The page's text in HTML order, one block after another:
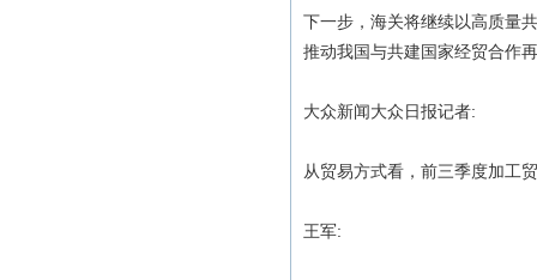
下一步，海关将继续以高质量
推动我国与共建国家经贸合作
大众新闻大众日报记者:
从贸易方式看，前三季度加工
王军: